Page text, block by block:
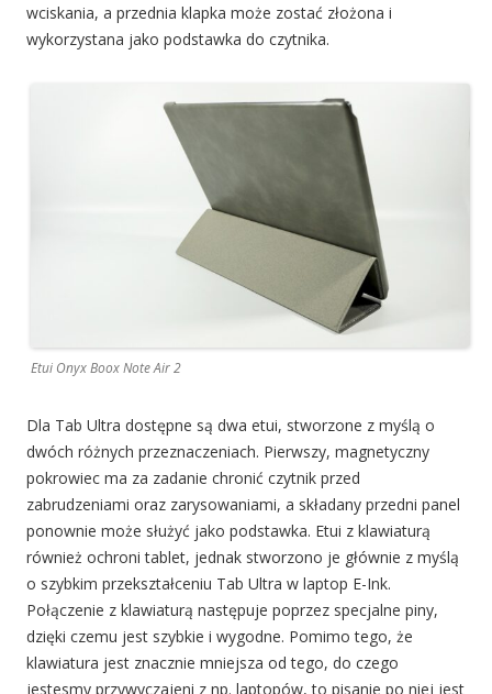
wciskania, a przednia klapka może zostać złożona i
wykorzystana jako podstawka do czytnika.
Etui Onyx Boox Note Air 2
Dla Tab Ultra dostępne są dwa etui, stworzone z myślą o
dwóch różnych przeznaczeniach. Pierwszy, magnetyczny
pokrowiec ma za zadanie chronić czytnik przed
zabrudzeniami oraz zarysowaniami, a składany przedni panel
ponownie może służyć jako podstawka. Etui z klawiaturą
również ochroni tablet, jednak stworzono je głównie z myślą
o szybkim przekształceniu Tab Ultra w laptop E-Ink.
Połączenie z klawiaturą następuje poprzez specjalne piny,
dzięki czemu jest szybkie i wygodne. Pomimo tego, że
klawiatura jest znacznie mniejsza od tego, do czego
jestesmy przywyczajeni z np. laptopów, to pisanie po niej jest